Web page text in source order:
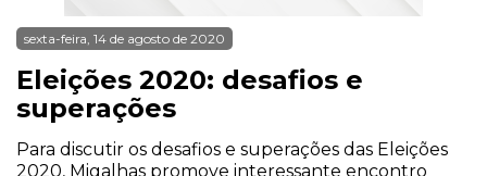
sexta-feira, 14 de agosto de 2020
Eleições 2020: desafios e
superações
Para discutir os desafios e superações das Eleições
2020, Migalhas promove interessante encontro